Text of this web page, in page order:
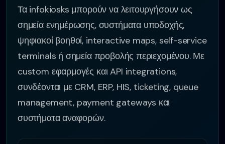
Τα infokiosks μπορούν να λειτουργήσουν ως
σημεία ενημέρωσης, συστήματα υποδοχής,
ψηφιακοί βοηθοί, interactive maps, self-service
terminals ή σημεία προβολής περιεχομένου. Με
custom εφαρμογές και API integrations,
συνδέονται με CRM, ERP, HIS, ticketing, queue
management, payment gateways και
συστήματα αναφορών.